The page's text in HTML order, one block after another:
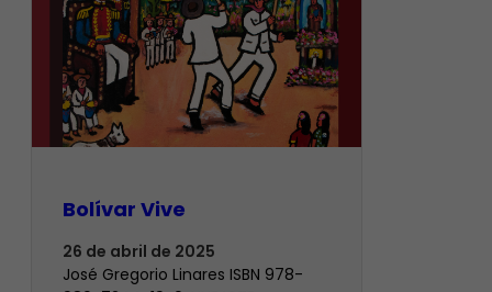
Bolívar Vive
26 de abril de 2025
José Gregorio Linares ISBN 978-